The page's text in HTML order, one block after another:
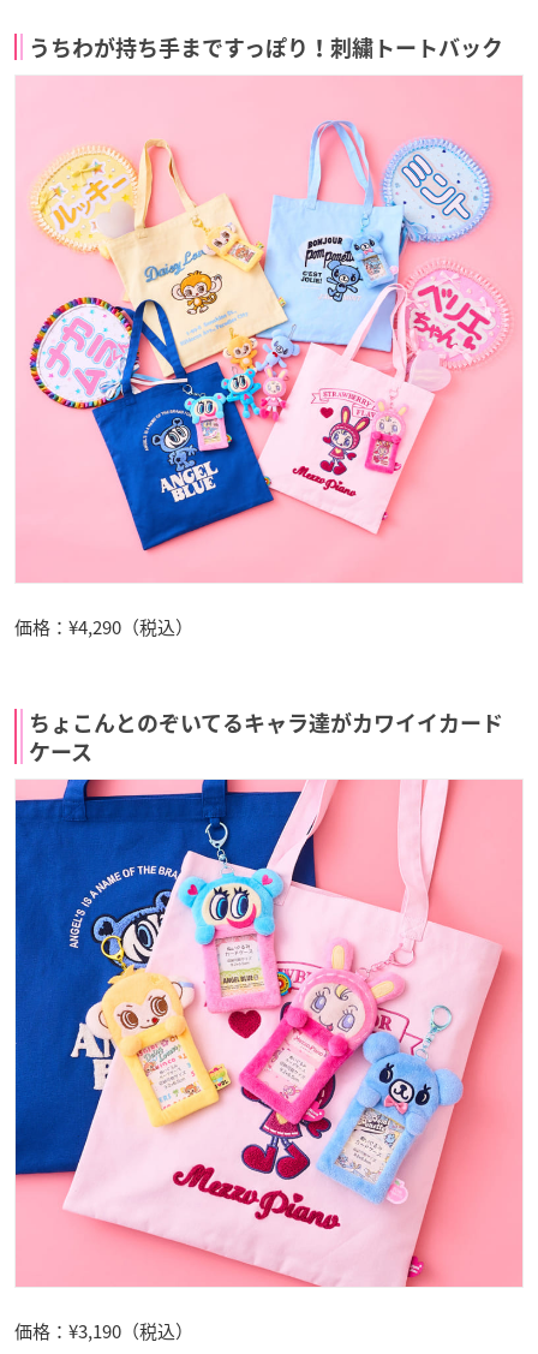
うちわが持ち手まですっぽり！刺繍トートバック
価格：¥4,290（税込）
ちょこんとのぞいてるキャラ達がカワイイカード
ケース
価格：¥3,190（税込）